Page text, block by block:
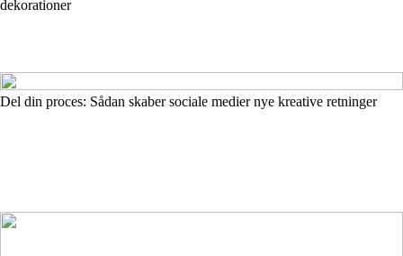
dekorationer
Del din proces: Sådan skaber sociale medier nye kreative retninger